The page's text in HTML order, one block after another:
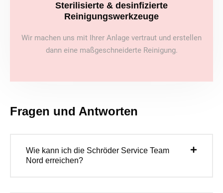
Sterilisierte & desinfizierte
Reinigungswerkzeuge
Wir machen uns mit Ihrer Anlage vertraut und erstellen
dann eine maßgeschneiderte Reinigung.
Fragen und Antworten
Wie kann ich die Schröder Service Team
Nord erreichen?